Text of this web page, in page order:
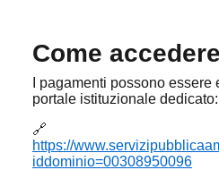
Come
I pagamenti possono
portale istituzionale dedicato:
https://
iddominio=00308950096